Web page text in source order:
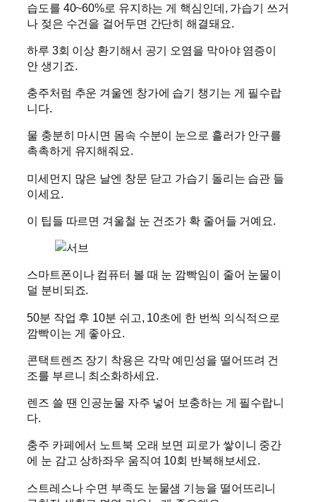
습도를 40~60%로 유지하는 게 핵심인데, 가습기 쓰거
나 젖은 수건을 걸어두면 간단히 해결돼요.
하루 3회 이상 환기해서 공기 오염을 막아야 염증이
안 생기죠.
충주처럼 추운 겨울엔 창가에 습기 챙기는 게 필수랍
니다.
물 충분히 마시면 몸속 수분이 눈으로 흘러가 안구를
촉촉하게 유지해줘요.
미세먼지 많은 날엔 창문 닫고 가습기 돌리는 습관 들
이세요.
이 팁들 따르면 겨울철 눈 건조가 확 줄어들 거예요.
스마트폰이나 컴퓨터 볼 때 눈 깜빡임이 줄어 눈물이
덜 분비되죠.
50분 작업 후 10분 쉬고, 10초에 한 번씩 의식적으로
깜빡이는 게 좋아요.
콘택트렌즈 장기 착용은 각막 예민성을 떨어뜨려 건
조를 부르니 최소화하세요.
렌즈 쓸 땐 인공눈물 자주 넣어 보충하는 게 필수랍니
다.
충주 카페에서 노트북 오래 보면 피로가 쌓이니 중간
에 눈 감고 상하좌우 움직여 10회 반복해보세요.
스트레스나 수면 부족도 눈물샘 기능을 떨어뜨리니